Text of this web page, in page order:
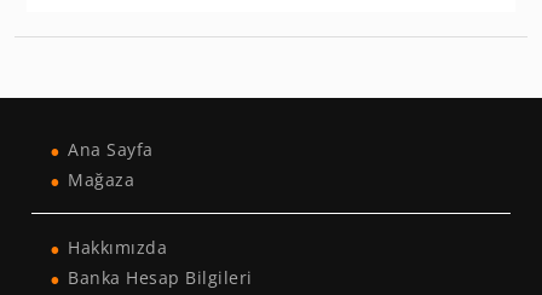
Ana Sayfa
Mağaza
Hakkımızda
Banka Hesap Bilgileri